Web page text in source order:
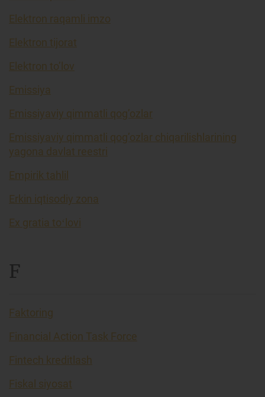
Elektron raqamli imzo
Elektron tijorat
Elektron to’lov
Emissiya
Emissiyaviy qimmatli qog’ozlar
Emissiyaviy qimmatli qog’ozlar chiqarilishlarining
yagona davlat reestri
Empirik tahlil
Erkin iqtisodiy zona
Ex gratia toʻlovi
F
Faktoring
Financial Action Task Force
Fintech kreditlash
Fiskal siyosat